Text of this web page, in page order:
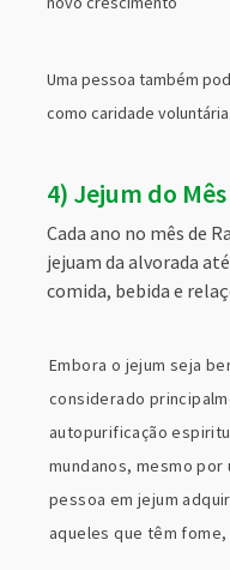
Uma pessoa também
como caridade voluntária.
4) Jejum do
Cada ano no mês de
jejuam da alvorada
comida, bebida e
Embora o jejum seja
considerado
autopurificação
mundanos, mesmo
pessoa em jejum
aqueles que têm